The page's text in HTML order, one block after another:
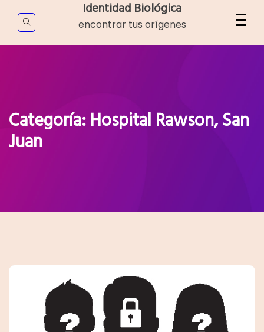
content
Identidad Biológica
encontrar tus orígenes
Categoría:Hospital Rawson, San
Juan